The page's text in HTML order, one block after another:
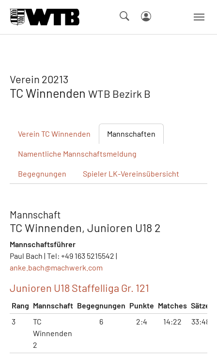
Verein 20213
TC Winnenden WTB Bezirk B
Verein TC Winnenden Mannschaften
Namentliche Mannschaftsmeldung
Begegnungen Spieler LK-Vereinsübersicht
Mannschaft
TC Winnenden, Junioren U18 2
Mannschaftsführer
Paul Bach | Tel: +49 163 5215542 |
anke.bach@machwerk.com
Junioren U18 Staffelliga Gr. 121
Rang Mannschaft Begegnungen Punkte Matches Sätze
3
TC
Winnenden
2
6 2:4 14:22 33:48